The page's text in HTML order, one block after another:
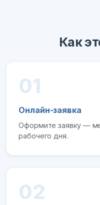
Как
01
Онлайн-заявка
Оформите заявку —
рабочего дня.
02